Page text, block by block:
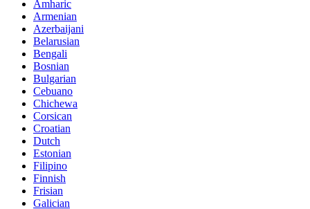
Amharic
Armenian
Azerbaijani
Belarusian
Bengali
Bosnian
Bulgarian
Cebuano
Chichewa
Corsican
Croatian
Dutch
Estonian
Filipino
Finnish
Frisian
Galician